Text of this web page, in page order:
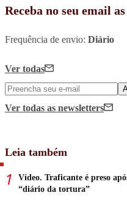
Receba no seu email
Frequência de envio: Diário
Ver todas
Ver todas as newsletters
Leia também
Vídeo. Traficante é preso
“diário da tortura”